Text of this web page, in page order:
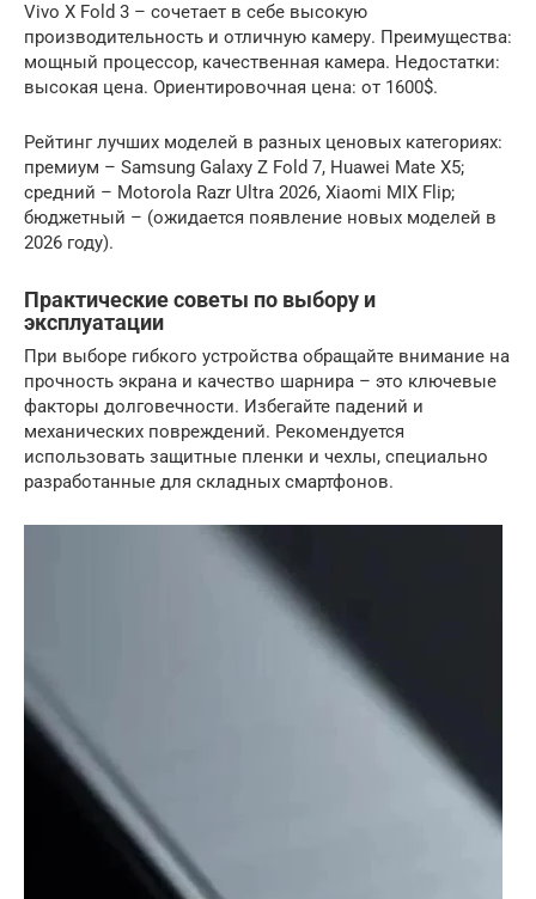
Vivo X Fold 3 – сочетает в себе высокую
производительность и отличную камеру. Преимущества:
мощный процессор, качественная камера. Недостатки:
высокая цена. Ориентировочная цена: от 1600$.
Рейтинг лучших моделей в разных ценовых категориях:
премиум – Samsung Galaxy Z Fold 7, Huawei Mate X5;
средний – Motorola Razr Ultra 2026, Xiaomi MIX Flip;
бюджетный – (ожидается появление новых моделей в
2026 году).
Практические советы по выбору и
эксплуатации
При выборе гибкого устройства обращайте внимание на
прочность экрана и качество шарнира – это ключевые
факторы долговечности. Избегайте падений и
механических повреждений. Рекомендуется
использовать защитные пленки и чехлы, специально
разработанные для складных смартфонов.